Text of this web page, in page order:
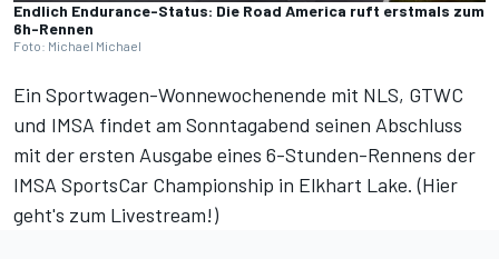
Endlich Endurance-Status: Die Road America ruft erstmals zum
6h-Rennen
Foto: Michael Michael
Ein Sportwagen-Wonnewochenende mit NLS, GTWC
und IMSA findet am Sonntagabend seinen Abschluss
mit der ersten Ausgabe eines 6-Stunden-Rennens der
IMSA SportsCar Championship in Elkhart Lake. (Hier
geht's zum Livestream!)